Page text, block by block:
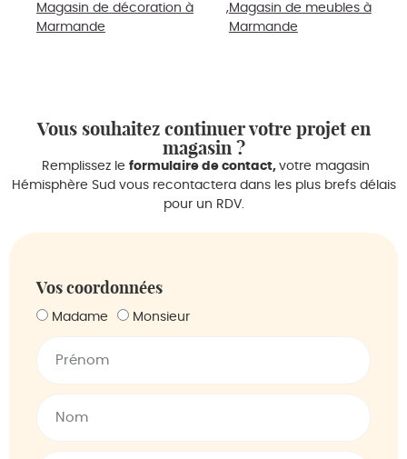
Magasin de décoration à
Marmande
Magasin de meubles à
Marmande
Vous souhaitez continuer votre projet en
magasin ?
Remplissez le formulaire de contact, votre magasin
Hémisphère Sud vous recontactera dans les plus brefs délais
pour un RDV.
Vos coordonnées
Madame Monsieur